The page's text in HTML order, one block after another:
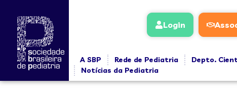
Login
A SBP Rede de Pediatria Depto.
Notícias da Pediatria